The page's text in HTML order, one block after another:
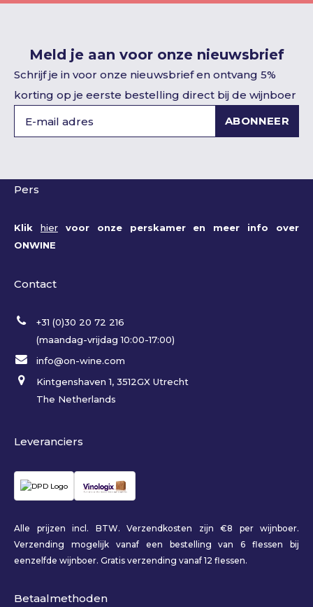
Meld je aan voor onze nieuwsbrief
Schrijf je in voor onze nieuwsbrief en ontvang 5%
korting op je eerste bestelling direct bij de wijnboer
ABONNEER
Pers
Klik hiervoor onze perskamer en meer info over
ONWINE
Contact
+31 (0)30 20 72 216
(maandag-vrijdag 10:00-17:00)
info@on-wine.com
Kintgenshaven 1, 3512GX Utrecht
The Netherlands
Leveranciers
Alle prijzen incl. BTW. Verzendkosten zijn €8 per wijnboer.
Verzending mogelijk vanaf een bestelling van 6 flessen bij
eenzelfde wijnboer. Gratis verzending vanaf 12 flessen.
Betaalmethoden